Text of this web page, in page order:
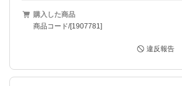
購入した商品
商品コード/[1907781]
違反報告